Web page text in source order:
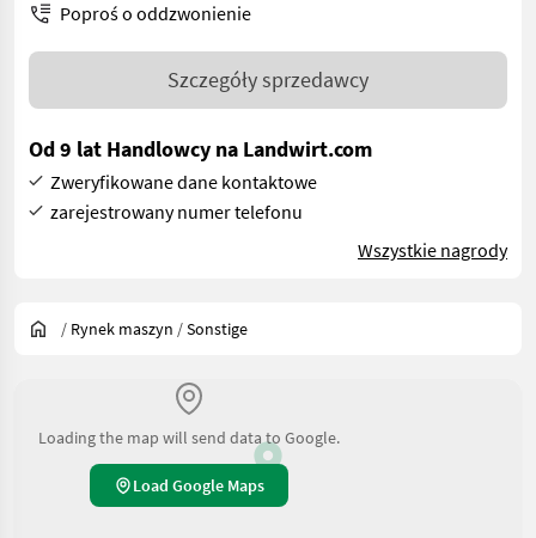
Poproś o oddzwonienie
Szczegóły sprzedawcy
Od 9 lat Handlowcy na Landwirt.com
Zweryfikowane dane kontaktowe
zarejestrowany numer telefonu
Wszystkie nagrody
/ Rynek maszyn /Sonstige
Loading the map will send data to Google.
Load Google Maps